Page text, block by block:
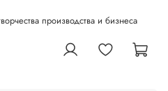
производства и бизнеса